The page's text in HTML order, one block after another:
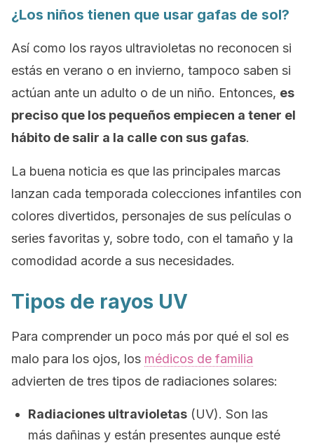
¿Los niños tienen que usar gafas de sol?
Así como los rayos ultravioletas no reconocen si
estás en verano o en invierno, tampoco saben si
actúan ante un adulto o de un niño. Entonces, es
preciso que los pequeños empiecen a tener el
hábito de salir a la calle con sus gafas.
La buena noticia es que las principales marcas
lanzan cada temporada colecciones infantiles con
colores divertidos, personajes de sus películas o
series favoritas y, sobre todo, con el tamaño y la
comodidad acorde a sus necesidades.
Tipos de rayos UV
Para comprender un poco más por qué el sol es
malo para los ojos, los médicos de familia
advierten de tres tipos de radiaciones solares:
Radiaciones ultravioletas (UV). Son las
más dañinas y están presentes aunque esté